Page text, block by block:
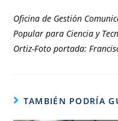
Oficina de Gestión
Popular para Ciencia y
Ortiz-Foto portada:
TAMBIÉN PODRÍA